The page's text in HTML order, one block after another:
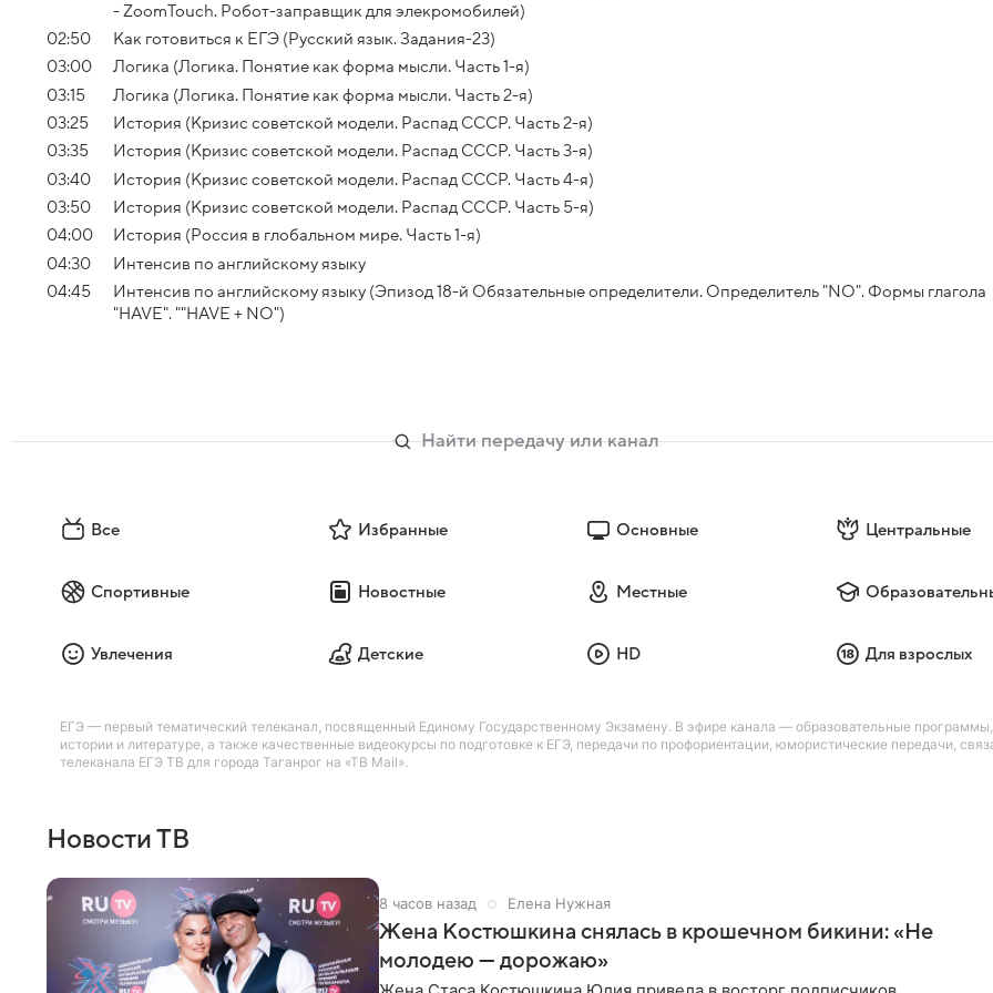
- ZoomTouch. Робот-заправщик для элекромобилей)
02:50
Как готовиться к ЕГЭ (Русский язык. Задания-23)
03:00
Логика (Логика. Понятие как форма мысли. Часть 1-я)
03:15
Логика (Логика. Понятие как форма мысли. Часть 2-я)
03:25
История (Кризис советской модели. Распад СССР. Часть 2-я)
03:35
История (Кризис советской модели. Распад СССР. Часть 3-я)
03:40
История (Кризис советской модели. Распад СССР. Часть 4-я)
03:50
История (Кризис советской модели. Распад СССР. Часть 5-я)
04:00
История (Россия в глобальном мире. Часть 1-я)
04:30
Интенсив по английскому языку
04:45
Интенсив по английскому языку (Эпизод 18-й Обязательные определители. Определитель "NO". Формы глагола
"HAVE". ""HAVE + NO")
Все Избранные Основные Центральные
Спортивные Новостные Местные
Увлечения Детские HD Для взрослых
ЕГЭ — первый тематический телеканал, посвященный Единому Государственному Экзамену. В эфире канала — образовательные
истории и литературе, а также качественные видеокурсы по подготовке к ЕГЭ, передачи по профориентации, юмористические передачи,
телеканала ЕГЭ ТВ для города Таганрог на «ТВ Mail».
Новости ТВ
8 часов назад Елена Нужная
Жена Костюшкина снялась в крошечном бикини: «Не
молодею — дорожаю»